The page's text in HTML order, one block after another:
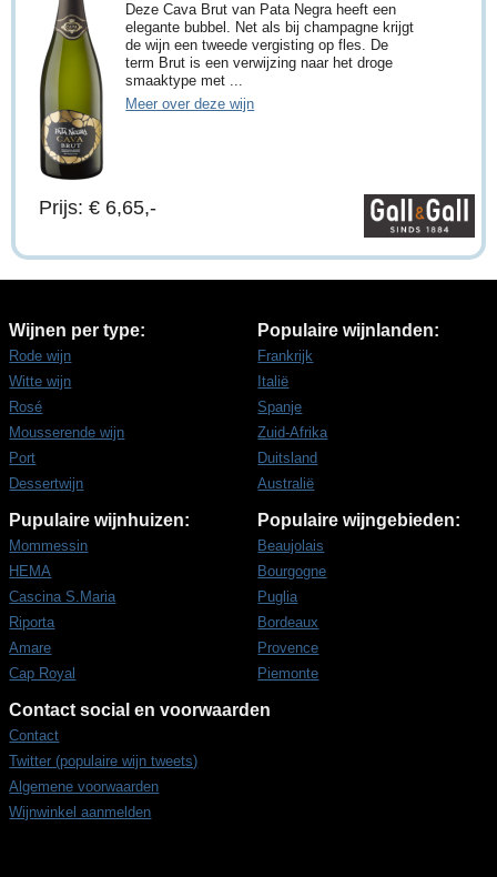
Deze Cava Brut van Pata Negra heeft een
elegante bubbel. Net als bij champagne krijgt
de wijn een tweede vergisting op fles. De
term Brut is een verwijzing naar het droge
smaaktype met ...
Meer over deze wijn
Prijs: € 6,65,-
Wijnen per type:
Rode wijn
Witte wijn
Rosé
Mousserende wijn
Port
Dessertwijn
Populaire wijnlanden:
Frankrijk
Italië
Spanje
Zuid-Afrika
Duitsland
Australië
Pupulaire wijnhuizen:
Mommessin
HEMA
Cascina S.Maria
Riporta
Amare
Cap Royal
Populaire wijngebieden:
Beaujolais
Bourgogne
Puglia
Bordeaux
Provence
Piemonte
Contact social en voorwaarden
Contact
Twitter (populaire wijn tweets)
Algemene voorwaarden
Wijnwinkel aanmelden